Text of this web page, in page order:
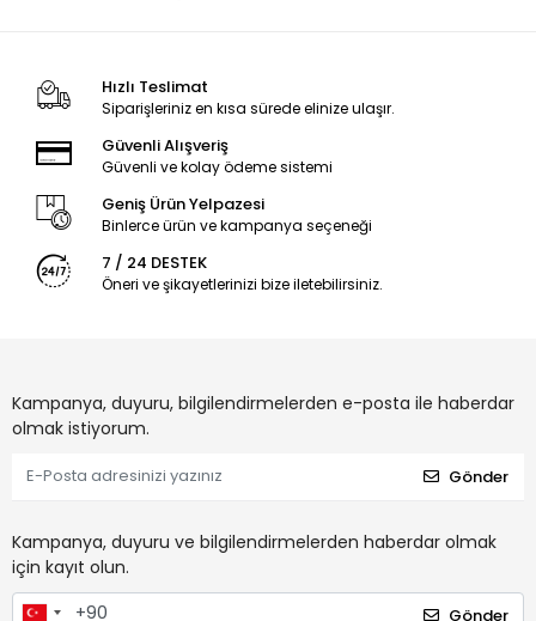
Hızlı Teslimat
Siparişleriniz en kısa sürede elinize ulaşır.
Güvenli Alışveriş
Güvenli ve kolay ödeme sistemi
Geniş Ürün Yelpazesi
Binlerce ürün ve kampanya seçeneği
7 / 24 DESTEK
Öneri ve şikayetlerinizi bize iletebilirsiniz.
Kampanya, duyuru, bilgilendirmelerden e-posta ile haberdar
olmak istiyorum.
Gönder
Kampanya, duyuru ve bilgilendirmelerden haberdar olmak
için kayıt olun.
Gönder